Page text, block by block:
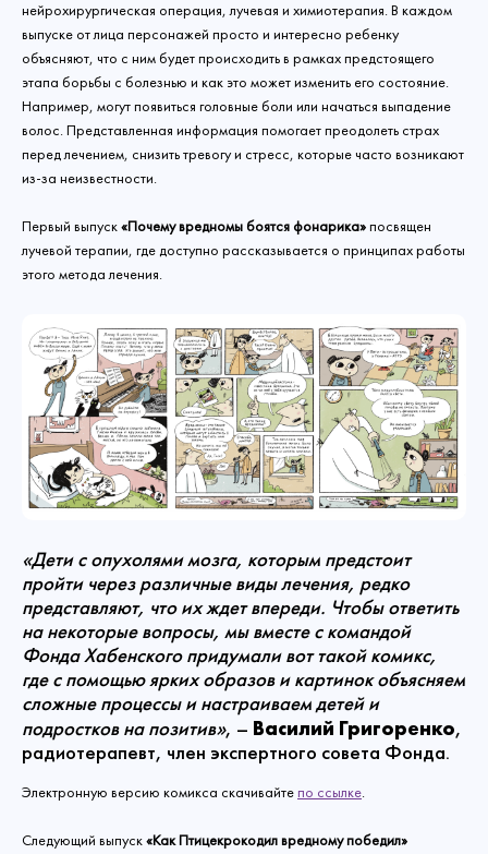
нейрохирургическая операция, лучевая и химиотерапия. В каждом
выпуске от лица персонажей просто и интересно ребенку
объясняют, что с ним будет происходить в рамках предстоящего
этапа борьбы с болезнью и как это может изменить его состояние.
Например, могут появиться головные боли или начаться выпадение
волос. Представленная информация помогает преодолеть страх
перед лечением, снизить тревогу и стресс, которые часто возникают
из-за неизвестности.
Первый выпуск«Почему вредномы боятся фонарика»посвящен
лучевой терапии, где доступно рассказывается о принципах работы
этого метода лечения.
«Дети с опухолями мозга, которым предстоит
пройти через различные виды лечения, редко
представляют, что их ждет впереди. Чтобы ответить
на некоторые вопросы, мы вместе с командой
Фонда Хабенского придумали вот такой комикс,
где с помощью ярких образов и картинок объясняем
сложные процессы и настраиваем детей и
подростков на позитив», – Василий Григоренко,
радиотерапевт, член экспертного совета Фонда.
Электронную версию комикса скачивайте по ссылке.
Следующий выпуск«Как Птицекрокодил вредному победил»